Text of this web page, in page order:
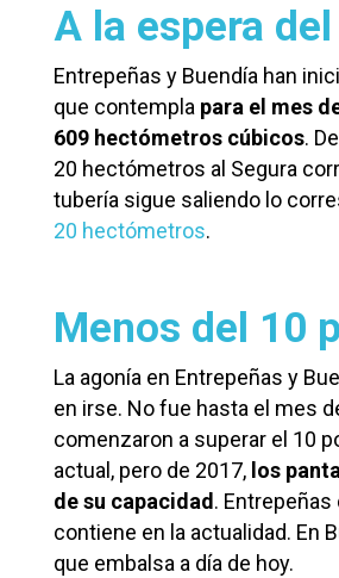
A la espera
Entrepeñas y Buendía han
que contempla para el mes
609 hectómetros cúbicos.
20 hectómetros al Segura
tubería sigue saliendo lo
20 hectómetros.
Menos del 10
La agonía en Entrepeñas y
en irse. No fue hasta el mes
comenzaron a superar el 10
actual, pero de 2017, los
de su capacidad.
contiene en la actualidad. En
que embalsa a día de hoy.